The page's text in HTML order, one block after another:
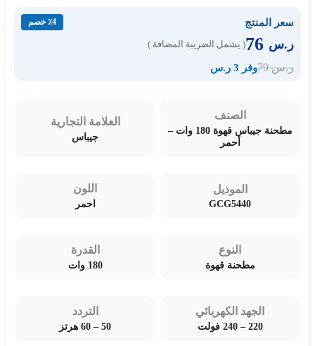
سعر المنتج ٪4 خصم
ر.س ( يشمل الضريبة المضافة )
ر.س79 وفر 3 ر.س
الصنف
مطحنة جيباس قهوة 180 وات –
أحمر
العلامة التجارية
جيباس
الموديل
GCG5440
اللون
احمر
النوع
مطحنة قهوة
القدرة
180 وات
الجهد الكهربائي
220 – 240 فولت
التردد
50 – 60 هرتز